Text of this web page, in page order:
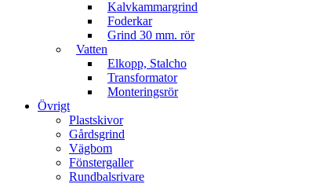
Kalvkammargrind
Foderkar
Grind 30 mm. rör
Vatten
Elkopp, Stalcho
Transformator
Monteringsrör
Övrigt
Plastskivor
Gårdsgrind
Vägbom
Fönstergaller
Rundbalsrivare